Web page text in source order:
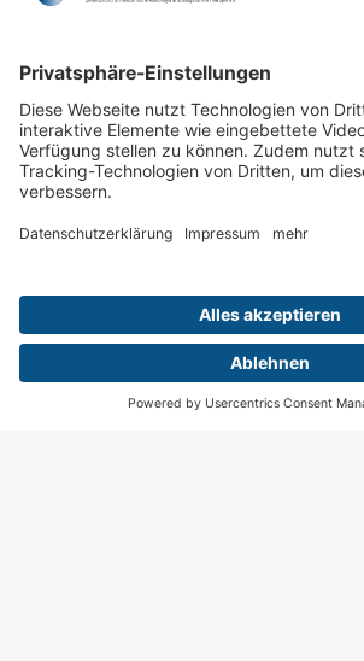
profitieren, auch hier zählt das W.I.R.!
Digital Menü